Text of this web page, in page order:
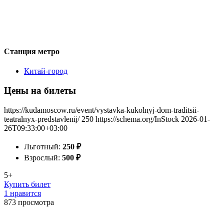
Станция метро
Китай-город
Цены на билеты
https://kudamoscow.ru/event/vystavka-kukolnyj-dom-traditsii-
teatralnyx-predstavlenij/ 250 https://schema.org/InStock 2026-01-
26T09:33:00+03:00
Льготный: 250 ₽
Взрослый: 500 ₽
5+
Купить билет
1 нравится
873 просмотра